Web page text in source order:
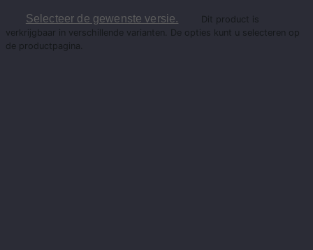
Selecteer de gewenste versie.
Dit product is
verkrijgbaar in verschillende varianten. De opties kunt u selecteren op
de productpagina.